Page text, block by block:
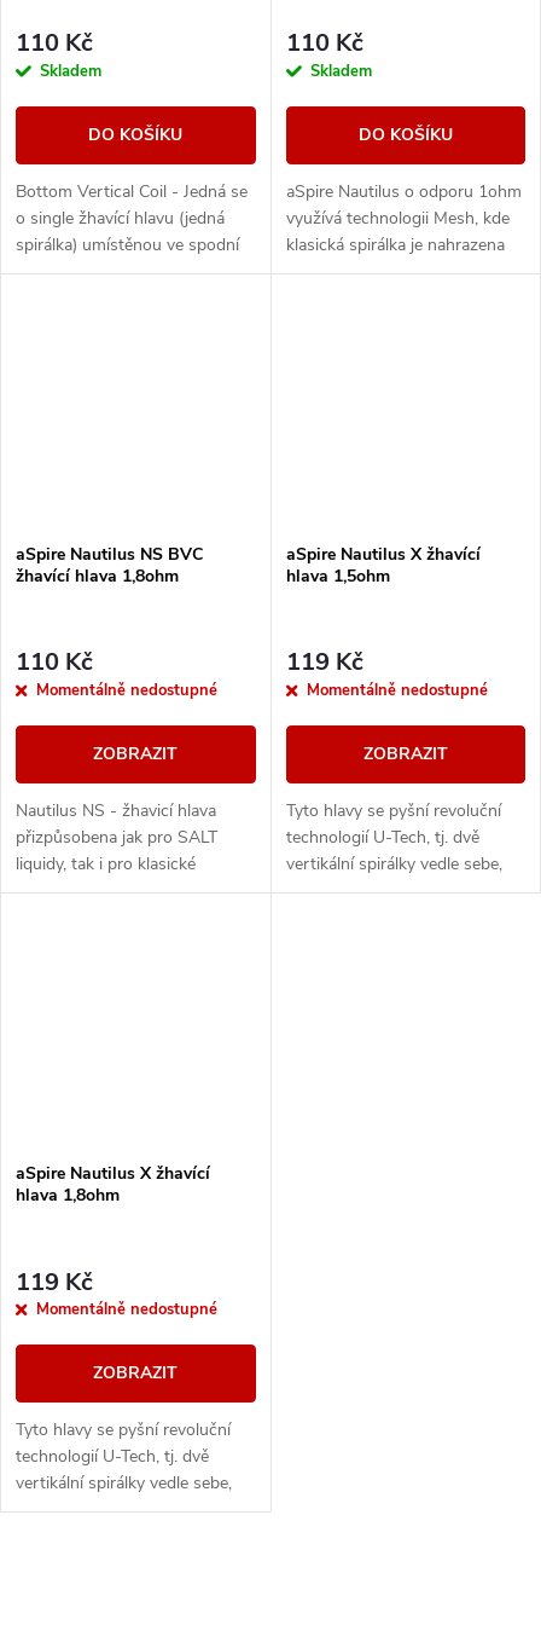
110 Kč
Skladem
DO KOŠÍKU
Bottom Vertical Coil - Jedná se
o single žhavící hlavu (jedná
spirálka) umístěnou ve spodní
části základny clearomizeru,
110 Kč
Skladem
DO KOŠÍKU
aSpire Nautilus o odporu 1ohm
využívá technologii Mesh, kde
klasická spirálka je nahrazena
,,síťovou mřížkou´´ ze žhavicích
aSpire Nautilus NS BVC
žhavící hlava 1,8ohm
110 Kč
Momentálně nedostupné
ZOBRAZIT
Nautilus NS - žhavicí hlava
přizpůsobena jak pro SALT
liquidy, tak i pro klasické
liquidy... Bottom Vertical Coil -
aSpire Nautilus X žhavící
hlava 1,5ohm
119 Kč
Momentálně nedostupné
ZOBRAZIT
Tyto hlavy se pyšní revoluční
technologií U-Tech, tj. dvě
vertikální spirálky vedle sebe,
kde vzduch prochází postupně
aSpire Nautilus X žhavící
hlava 1,8ohm
119 Kč
Momentálně nedostupné
ZOBRAZIT
Tyto hlavy se pyšní revoluční
technologií U-Tech, tj. dvě
vertikální spirálky vedle sebe,
kde vzduch prochází postupně